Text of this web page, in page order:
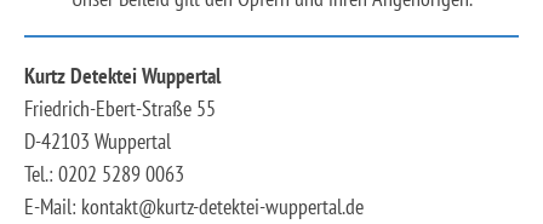
Kurtz Detektei Wuppertal
Friedrich-Ebert-Straße 55
D-42103 Wuppertal
Tel.: 0202 5289 0063
E-Mail: kontakt@kurtz-detektei-wuppertal.de